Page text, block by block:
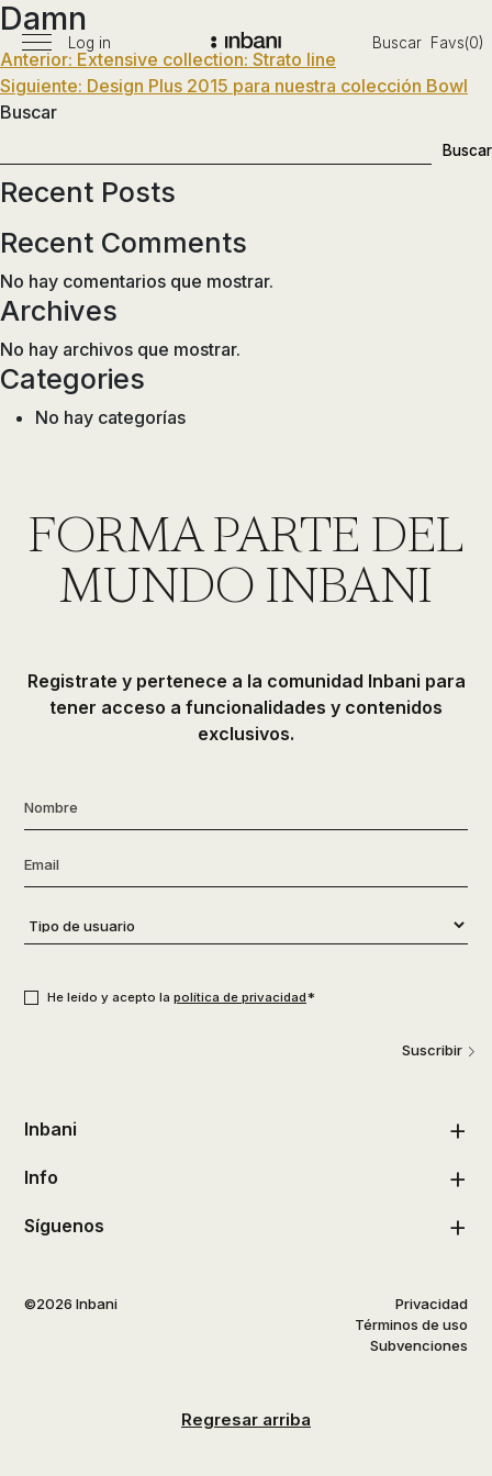
Pasar
contenido
Vanguardia
en
baños,
tendencias,
nuevos
tecnologías
ducha,
accesorios…
Menú
principal
Log in Buscar Favs(0)
Damn
Navegación
de
entradas
Anterior: Extensive collection: Strato line
Siguiente: Design Plus 2015 para nuestra colección Bowl
Buscar
Buscar
Recent Posts
Recent Comments
No hay comentarios que mostrar.
Archives
No hay archivos que mostrar.
Categories
No hay categorías
FORMA PARTE DEL
MUNDO INBANI
Registrate y pertenece a la comunidad Inbani para
tener acceso a funcionalidades y contenidos
exclusivos.
Nombre
Email
Tipo
de
He leído y acepto la política de privacidad*
Suscribir
Inbani
Info
Síguenos
©2026 Inbani
Privacidad
Términos de uso
Subvenciones
Regresar arriba